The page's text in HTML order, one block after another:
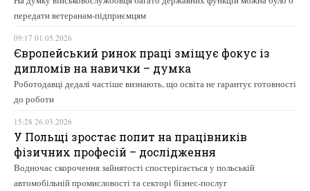
передати ветеранам-підприємцям
09:17 01.05.2026
Європейський ринок праці зміщує фокус із
дипломів на навички – думка
Роботодавці дедалі частіше визнають, що освіта не гарантує готовності
до роботи
15:28 26.03.2026
У Польщі зростає попит на працівників
фізичних професій – дослідження
Водночас скорочення зайнятості спостерігається у польській
автомобільній промисловості та секторі бізнес-послуг